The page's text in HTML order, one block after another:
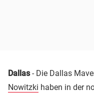
Dallas- Die Dallas
Nowitzki haben in der